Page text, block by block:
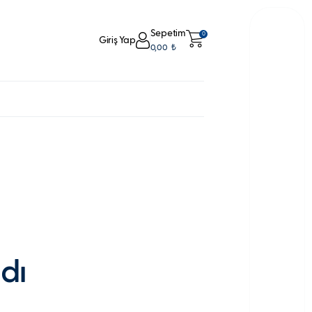
Giriş Yap
Sepetim
0,00 ₺
0